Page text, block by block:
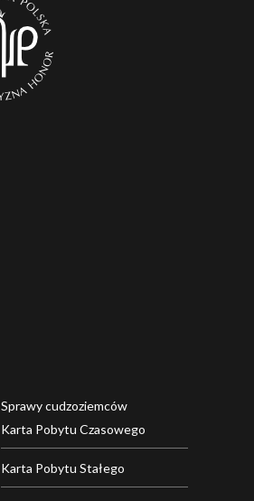
Sprawy cudzoziemców
Karta Pobytu Czasowego
Karta Pobytu Stałego